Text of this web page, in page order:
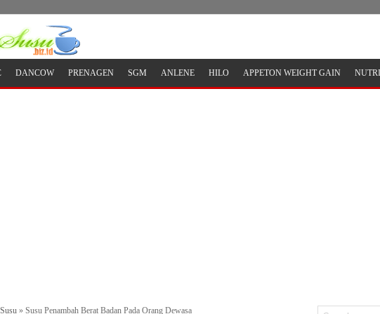
DANCOW PRENAGEN SGM ANLENE HILO APPETON WEIGHT GAIN
» Susu Penambah Berat Badan Pada Orang Dewasa